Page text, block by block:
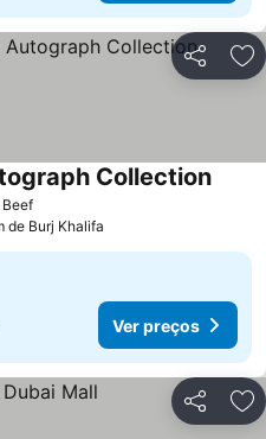
Partilhar
Beef
Collection
de Burj Khalifa
Ver preços
Partilhar